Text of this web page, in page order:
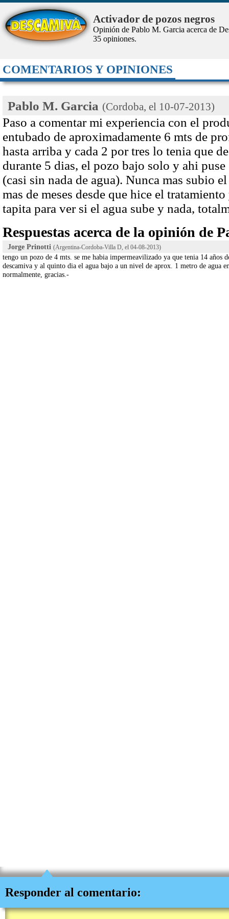
Responder al comentario:
COMENTARIOS Y OPINIONES
Activador de pozos negros
Opinión de Pablo M. Garcia acerca de
35 opiniones.
Pablo M. Garcia (Cordoba, el 10-07-2013)
Paso a comentar mi experiencia con el
entubado de aproximadamente 6 mts de
hasta arriba y cada 2 por tres lo tenia que
durante 5 dias, el pozo bajo solo y ahi puse
(casi sin nada de agua). Nunca mas subio
mas de meses desde que hice el
tapita para ver si el agua sube y nada,
Respuestas acerca de la opinión de
Jorge Prinotti (Argentina-Cordoba-Villa D, el 04-08-2013)
tengo un pozo de 4 mts. se me habia impermeavilizado ya que tenia 14 años
descamiva y al quinto dia el agua bajo a un nivel de aprox. 1 metro de agua
normalmente, gracias.-